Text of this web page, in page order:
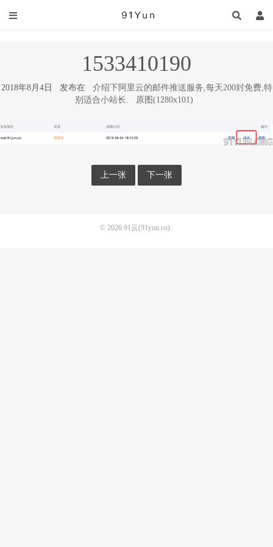
1533410190
2018年8月4日 发布在 介绍下阿里云的邮件推送服务,每天200封免费,特
别适合小站长.
原图(1280x101)
上一张 下一张
© 2026 91云(91yun.co)